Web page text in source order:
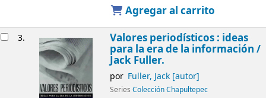
Agregar al carrito
3. Valores periodísticos : ideas
para la era de la información /
Jack Fuller.
por Fuller, Jack[autor]
Series Colección Chapultepec